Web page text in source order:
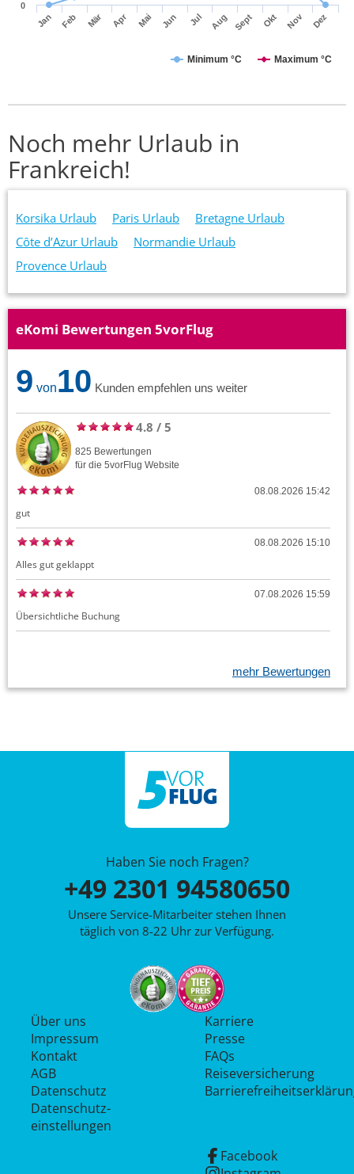
Minimum °C Maximum °C
Jan Feb Mär Apr Mai Jun Jul Aug Sept Okt Nov Dez
0
Noch mehr Urlaub in
Frankreich!
Korsika Urlaub Paris Urlaub
Bretagne Urlaub
Côte d’Azur Urlaub
Normandie Urlaub
Provence Urlaub
eKomi Bewertungen 5vorFlug
9 von10 Kunden empfehlen uns weiter
4.8 / 5
825 Bewertungen
für die 5vorFlug Website
08.08.2026 15:42
gut
08.08.2026 15:10
Alles gut geklappt
07.08.2026 15:59
Übersichtliche Buchung
mehr Bewertungen
Haben Sie noch Fragen?
+49 2301 94580650
Unsere Service-Mitarbeiter stehen Ihnen
täglich von 8-22 Uhr zur Verfügung.
Über uns
Impressum
Kontakt
AGB
Datenschutz
Datenschutz­
einstellungen
Karriere
Presse
FAQs
Reiseversicherung
Facebook